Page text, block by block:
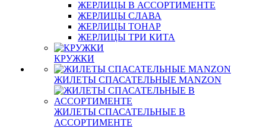
ЖЕРЛИЦЫ В АССОРТИМЕНТЕ
ЖЕРЛИЦЫ СЛАВА
ЖЕРЛИЦЫ ТОНАР
ЖЕРЛИЦЫ ТРИ КИТА
КРУЖКИ
ЖИЛЕТЫ СПАСАТЕЛЬНЫЕ MANZON
ЖИЛЕТЫ СПАСАТЕЛЬНЫЕ В
АССОРТИМЕНТЕ